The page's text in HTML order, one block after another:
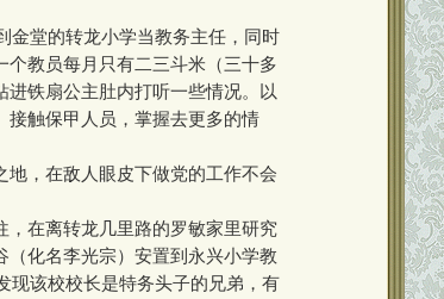
堂的转龙小学当教务主任，同时
教员每月只有二三斗米（三十多
铁扇公主肚内打听一些情况。以
接触保甲人员，掌握去更多的情
，在敌人眼皮下做党的工作不会
在离转龙几里路的罗敏家里研究
化名李光宗）安置到永兴小学教
现该校校长是特务头子的兄弟，有